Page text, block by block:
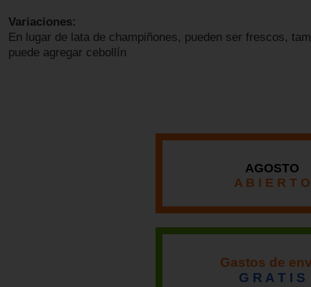
Variaciones:
En lugar de lata de champiñones, pueden ser frescos,
puede agregar cebollín
AGOSTO
A B I E R T O
Gastos de
G R A T I S